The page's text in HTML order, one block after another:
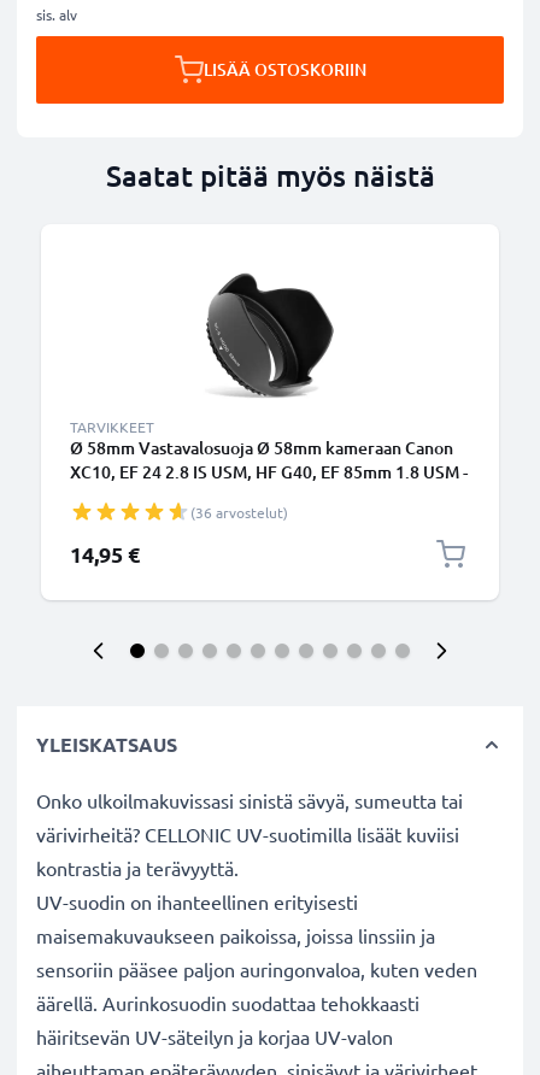
sis. alv
LISÄÄ OSTOSKORIIN
Saatat pitää myös näistä
TARVIKKEET
Ø 58mm Vastavalosuoja Ø 58mm kameraan Canon
XC10, EF 24 2.8 IS USM, HF G40, EF 85mm 1.8 USM -
tulppaani / terälehti vastavalosuoja tuotemerkiltä
CELLONIC
(36 arvostelut)
14,95 €
YLEISKATSAUS
Onko ulkoilmakuvissasi sinistä sävyä, sumeutta tai
värivirheitä? CELLONIC UV-suotimilla lisäät kuviisi
kontrastia ja terävyyttä.
UV-suodin on ihanteellinen erityisesti
maisemakuvaukseen paikoissa, joissa linssiin ja
sensoriin pääsee paljon auringonvaloa, kuten veden
äärellä. Aurinkosuodin suodattaa tehokkaasti
häiritsevän UV-säteilyn ja korjaa UV-valon
aiheuttaman epäterävyyden, sinisävyt ja värivirheet.